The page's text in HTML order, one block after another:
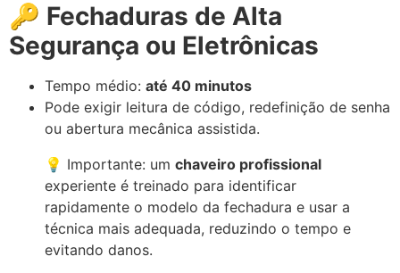
🔑 Fechaduras de Alta
Segurança ou Eletrônicas
Tempo médio: até 40 minutos
Pode exigir leitura de código, redefinição de senha
ou abertura mecânica assistida.
💡 Importante: um chaveiro profissional
experiente é treinado para identificar
rapidamente o modelo da fechadura e usar a
técnica mais adequada, reduzindo o tempo e
evitando danos.